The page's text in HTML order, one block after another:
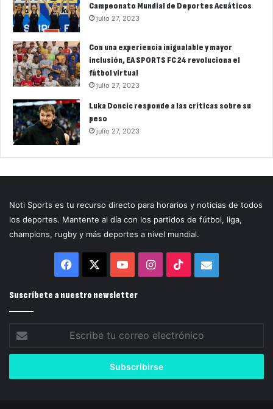
Campeonato Mundial de Deportes Acuáticos
julio 27, 2023
Con una experiencia inigualable y mayor
inclusión, EA SPORTS FC 24 revoluciona el
fútbol virtual
julio 27, 2023
Luka Doncic responde a las críticas sobre su
peso
julio 27, 2023
Noti Sports es tu recurso directo para horarios y noticias de todos
los deportes. Mantente al día con los partidos de fútbol, liga,
champions, rugby y más deportes a nivel mundial.
Facebook YouTubeInstagram
TikTok
Suscríbete a nuestro newsletter
Escribe
tu
correo